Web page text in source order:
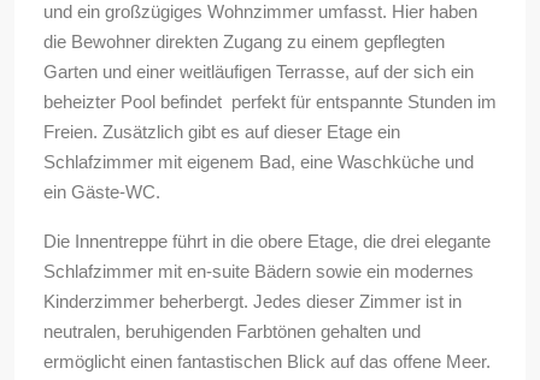
und ein großzügiges Wohnzimmer umfasst. Hier haben
die Bewohner direkten Zugang zu einem gepflegten
Garten und einer weitläufigen Terrasse, auf der sich ein
beheizter Pool befindet  perfekt für entspannte Stunden im
Freien. Zusätzlich gibt es auf dieser Etage ein
Schlafzimmer mit eigenem Bad, eine Waschküche und
ein Gäste-WC.
Die Innentreppe führt in die obere Etage, die drei elegante
Schlafzimmer mit en-suite Bädern sowie ein modernes
Kinderzimmer beherbergt. Jedes dieser Zimmer ist in
neutralen, beruhigenden Farbtönen gehalten und
ermöglicht einen fantastischen Blick auf das offene Meer.